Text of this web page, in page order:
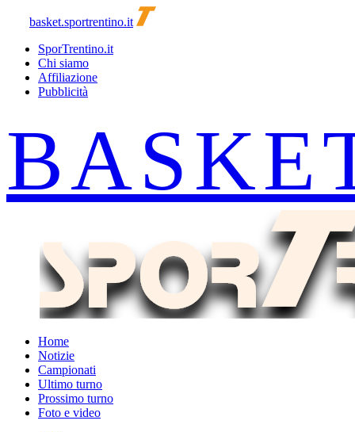
basket.sportrentino.it
SporTrentino.it
Chi siamo
Affiliazione
Pubblicità
Home
Notizie
Campionati
Ultimo turno
Prossimo turno
Foto e video